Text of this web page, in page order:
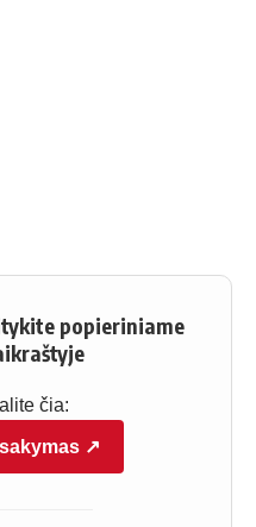
popieriniame
čia:
↗